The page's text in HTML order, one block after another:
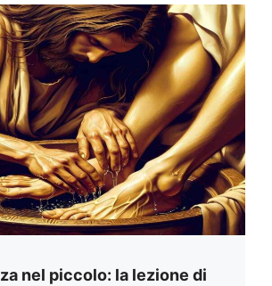
nel piccolo: la lezione di